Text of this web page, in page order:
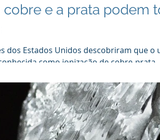
e a prata podem
dos Estados Unidos descobriram que o
como ionização de cobre-prata...